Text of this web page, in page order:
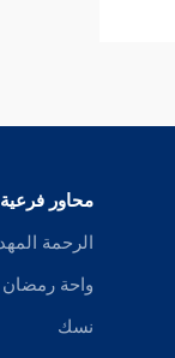
وقد
محاور فرعية
الرحمة
واحة رمضان
نسك